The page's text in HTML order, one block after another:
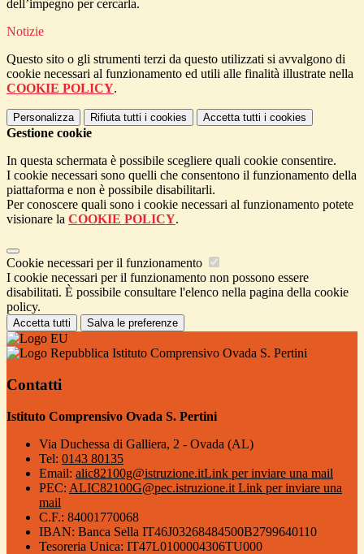
dell’impegno per cercarla.
Notizie
Questo sito o gli strumenti terzi da questo utilizzati si avvalgono di
cookie necessari al funzionamento ed utili alle finalità illustrate nella
COOKIE POLICY.
Personalizza Rifiuta tutti i cookies Accetta tutti i cookies
Gestione cookie
In questa schermata è possibile scegliere quali cookie consentire.
I cookie necessari sono quelli che consentono il funzionamento della
piattaforma e non è possibile disabilitarli.
Per conoscere quali sono i cookie necessari al funzionamento potete
visionare la COOKIE POLICY.
Cookie necessari per il funzionamento
I cookie necessari per il funzionamento non possono essere
disabilitati. È possibile consultare l'elenco nella pagina della cookie
policy.
Accetta tutti Salva le preferenze
Istituto Comprensivo Ovada S. Pertini
Contatti
Istituto Comprensivo Ovada S. Pertini
Via Duchessa di Galliera, 2 - Ovada (AL)
Tel: 0143 80135
Email: alic82100g@istruzione.itLink per inviare una mail
PEC: ALIC82100G@pec.istruzione.it Link per inviare una
mail
C.F.: 84001770068
IBAN: Banca Sella IT46J03268484500B2799640110
Tesoreria Unica: IT47L0100004306TU000